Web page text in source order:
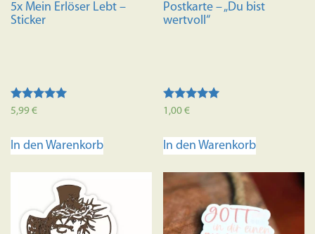
5x Mein Erlöser Lebt –
Sticker
Bewertet mit
5,99€
In den Warenkorb
Postkarte – „Du bist
wertvoll“
Bewertet mit
1,00€
In den Warenkorb